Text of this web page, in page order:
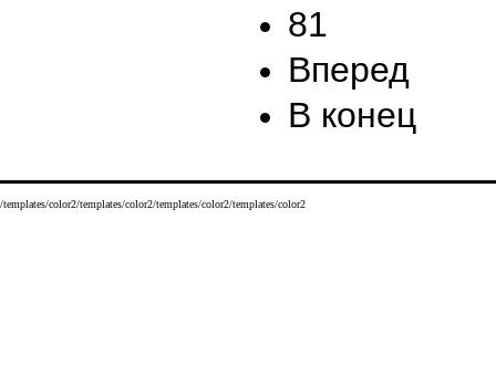
81
Вперед
В конец
/templates/color2/templates/color2/templates/color2/templates/color2